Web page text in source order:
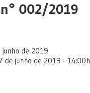
002/2019
junho de 2019
de junho de 2019 - 14:00h